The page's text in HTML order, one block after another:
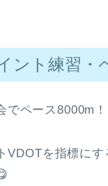
ント練習・
ペース8000m！
VDOTを指標に